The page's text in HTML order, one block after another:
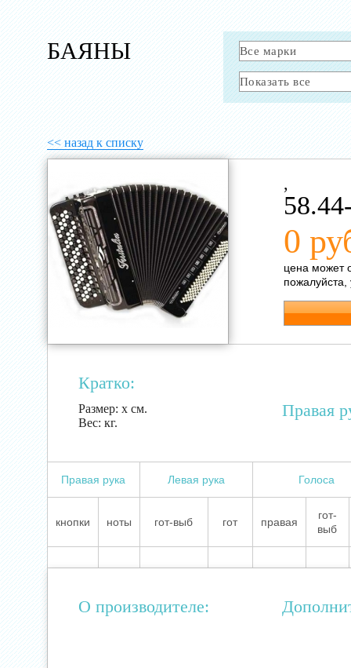
БАЯНЫ
<< назад к списку
,
0
цена может
пожалуйста,
Кратко:
Размер: х см.
Вес: кг.
Правая
Правая рука Левая рука Голоса
кнопки ноты гот-выб гот правая
гот-
выб
О производителе: